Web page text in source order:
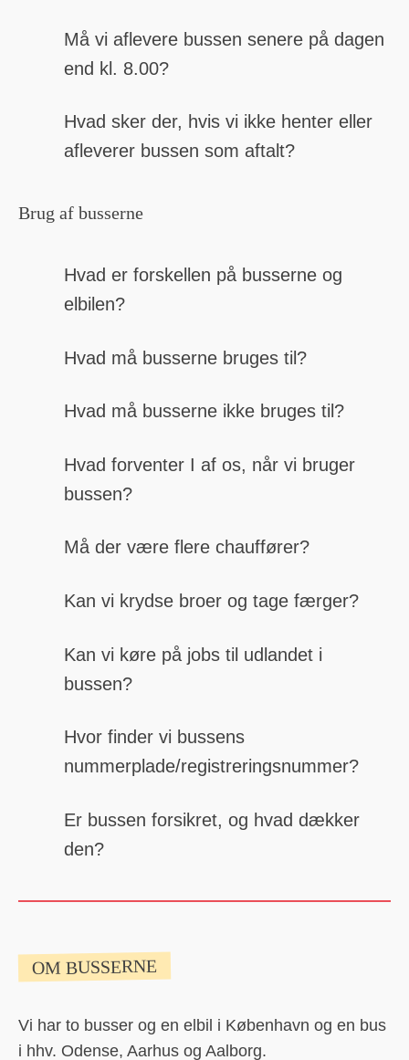
Må vi aflevere bussen senere på dagen
end kl. 8.00?
Hvad sker der, hvis vi ikke henter eller
afleverer bussen som aftalt?
Brug af busserne
Hvad er forskellen på busserne og
elbilen?
Hvad må busserne bruges til?
Hvad må busserne ikke bruges til?
Hvad forventer I af os, når vi bruger
bussen?
Må der være flere chauffører?
Kan vi krydse broer og tage færger?
Kan vi køre på jobs til udlandet i
bussen?
Hvor finder vi bussens
nummerplade/registreringsnummer?
Er bussen forsikret, og hvad dækker
den?
OM BUSSERNE
Vi har to busser og en elbil i København og en bus
i hhv. Odense, Aarhus og Aalborg.